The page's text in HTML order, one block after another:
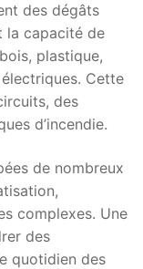
des dégâts
la capacité de
plastique,
Cette
des
d’incendie.
de nombreux
complexes. Une
des
quotidien des